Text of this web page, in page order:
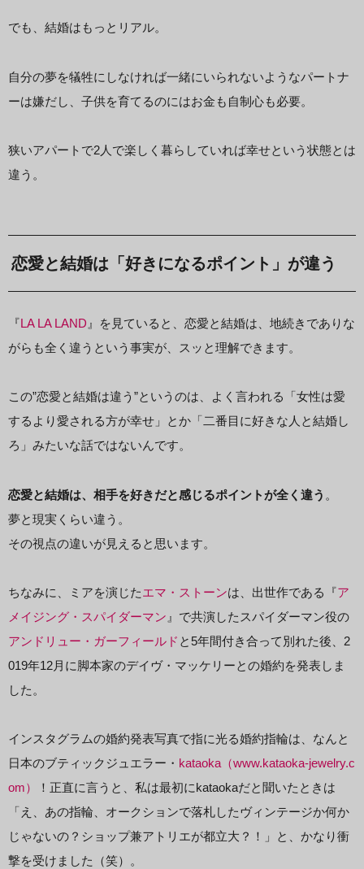
でも、結婚はもっとリアル。
自分の夢を犠牲にしなければ一緒にいられないようなパートナ
ーは嫌だし、子供を育てるのにはお金も自制心も必要。
狭いアパートで2人で楽しく暮らしていれば幸せという状態とは
違う。
恋愛と結婚は「好きになるポイント」が違う
『LA LA LAND 』を見ていると、恋愛と結婚は、地続きでありな
がらも全く違うという事実が、スッと理解できます。
この”恋愛と結婚は違う”というのは、よく言われる「女性は愛
するより愛される方が幸せ」とか「二番目に好きな人と結婚し
ろ」みたいな話ではないんです。
恋愛と結婚は、相手を好きだと感じるポイントが全く違う 。
夢と現実くらい違う。
その視点の違いが見えると思います。
ちなみに、ミアを演じたエマ・ストーンは、出世作である『ア
メイジング・スパイダーマン 』で共演したスパイダーマン役の
アンドリュー・ガーフィールド と5年間付き合って別れた後、2
019年12月に脚本家のデイヴ・マッケリーとの婚約を発表しま
した。
インスタグラムの婚約発表写真で指に光る婚約指輪は、なんと
日本のブティックジュエラー・ kataoka（www.kataoka-jewelry.c
om）
！正直に言うと、私は最初にkataokaだと聞いたときは
「え、あの指輪、オークションで落札したヴィンテージか何か
じゃないの？ショップ兼アトリエが都立大？！」と、かなり衝
撃を受けました（笑）。